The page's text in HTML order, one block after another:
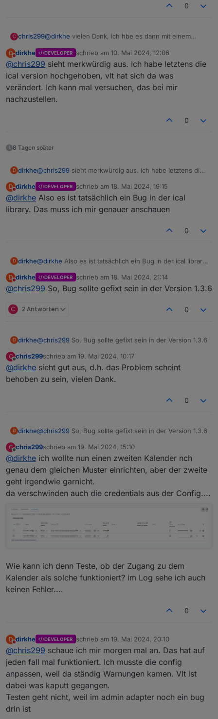
0
C chris299@dirkhe vielen Dank, ich hbe es dann mit einem
funktioniert, aber heute sind die Einträge im Kalender
fehlerhaft und seltsam: irgendwie doppelt und
dreifach, obwohl heute eigentlich garkein termin sein
der Kalender:
und dann solche Ergebnisse im adapter datenpunkt
einen bzw. sogar mehrere Einträge
bis um 12:30, von 08:00 bis um 12:30
Es hndelt sich um 5 Terminserien (mo-fr, jeweils eine
mit wöchentlicher Wiederholung. Gestern und heute
sind als Ausnahmen gelöscht worden.)
Mache ich da was falsch?
sieht für mich allerdings eher nach einer fehlerhaften
Interpretation von wiederkehrenden Terminen aus...
D
Nicht stören
dirkhe DEVELOPER schrieb am 10. Mai 2024, 12:06
zuletzt editiert von
@chris299 sieht merkwürdig aus. Ich habe letztens die
ical version hochgehoben, vlt hat sich da was
verändert. Ich kann mal versuchen, das bei mir
nachzustellen.
0
8 Tagen später
D dirkhe@chris299 sieht merkwürdig aus. Ich habe letztens die
Ich kann mal versuchen, das bei mir nachzustellen.
D
Nicht stören
dirkhe DEVELOPER schrieb am 18. Mai 2024, 19:15
zuletzt editiert von
@dirkhe Also es ist tatsächlich ein Bug in der ical
library. Das muss ich mir genauer anschauen
0
D dirkhe@dirkhe Also es ist tatsächlich ein Bug in der ical library.
D
Nicht stören
dirkhe DEVELOPER schrieb am 18. Mai 2024, 21:14
zuletzt editiert von
@chris299 So, Bug sollte gefixt sein in der Version 1.3.6
C 2 Antworten 0
D dirkhe@chris299 So, Bug sollte gefixt sein in der Version 1.3.6
C
Offline
chris299schrieb am 19. Mai 2024, 10:17
zuletzt editiert von
@dirkhe sieht gut aus, d.h. das Problem scheint
behoben zu sein, vielen Dank.
0
D dirkhe@chris299 So, Bug sollte gefixt sein in der Version 1.3.6
C
Offline
chris299schrieb am 19. Mai 2024, 15:10
zuletzt editiert von
@dirkhe ich wollte nun einen zweiten Kalender nch
genau dem gleichen Muster einrichten, aber der zweite
geht irgendwie garnicht.
da verschwinden auch die credentials aus der Config....
Wie kann ich denn Teste, ob der Zugang zu dem
Kalender als solche funktioniert? im Log sehe ich auch
keinen Fehler....
0
D
Nicht stören
dirkhe DEVELOPER schrieb am 19. Mai 2024, 20:10
zuletzt editiert von
@chris299 schaue ich mir morgen mal an. Das hat auf
jeden fall mal funktioniert. Ich musste die config
anpassen, weil da ständig Warnungen kamen. Vlt ist
dabei was kaputt gegangen.
Testen geht nicht, weil im admin adapter noch ein bug
drin ist